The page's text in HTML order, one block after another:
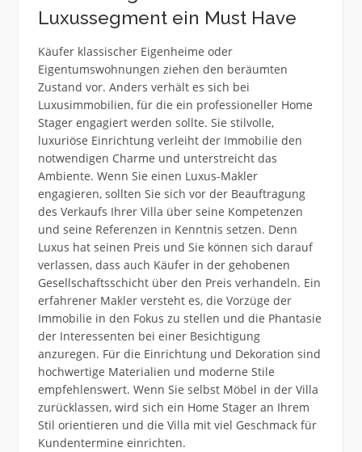
Luxussegment ein Must Have
Käufer klassischer Eigenheime oder
Eigentumswohnungen ziehen den beräumten
Zustand vor. Anders verhält es sich bei
Luxusimmobilien, für die ein professioneller Home
Stager engagiert werden sollte. Sie stilvolle,
luxuriöse Einrichtung verleiht der Immobilie den
notwendigen Charme und unterstreicht das
Ambiente. Wenn Sie einen Luxus-Makler
engagieren, sollten Sie sich vor der Beauftragung
des Verkaufs Ihrer Villa über seine Kompetenzen
und seine Referenzen in Kenntnis setzen. Denn
Luxus hat seinen Preis und Sie können sich darauf
verlassen, dass auch Käufer in der gehobenen
Gesellschaftsschicht über den Preis verhandeln. Ein
erfahrener Makler versteht es, die Vorzüge der
Immobilie in den Fokus zu stellen und die Phantasie
der Interessenten bei einer Besichtigung
anzuregen. Für die Einrichtung und Dekoration sind
hochwertige Materialien und moderne Stile
empfehlenswert. Wenn Sie selbst Möbel in der Villa
zurücklassen, wird sich ein Home Stager an Ihrem
Stil orientieren und die Villa mit viel Geschmack für
Kundentermine einrichten.